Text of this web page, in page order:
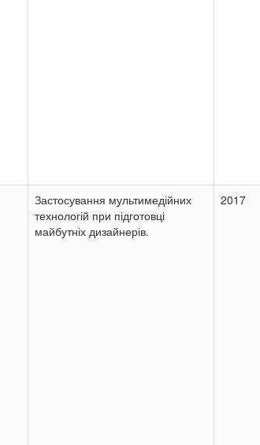
Застосування мультимедійних
технологій при підготовці
майбутніх дизайнерів.
2017